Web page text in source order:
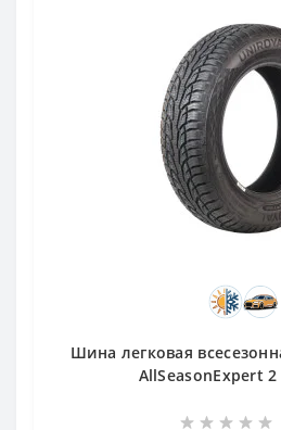
Шина легковая
AllSeasonExpert